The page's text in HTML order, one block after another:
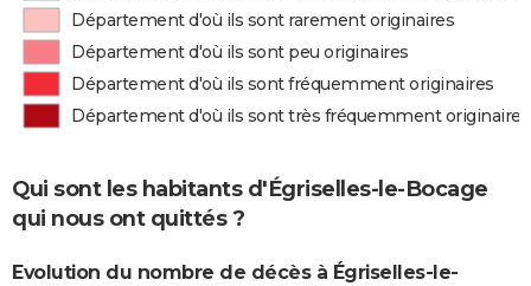
Département d'où ils sont rarement originaires
Département d'où ils sont peu originaires
Département d'où ils sont fréquemment originaires
Département d'où ils sont très fréquemment originaires
Qui sont les habitants d'Égriselles-le-Bocage
qui nous ont quittés ?
Evolution du nombre de décès à Égriselles-le-